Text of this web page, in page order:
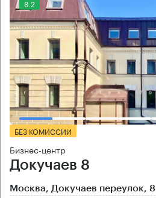
8.2
БЕЗ КОМИССИИ
Бизнес-центр
Докучаев 8
Москва, Докучаев переулок, 8